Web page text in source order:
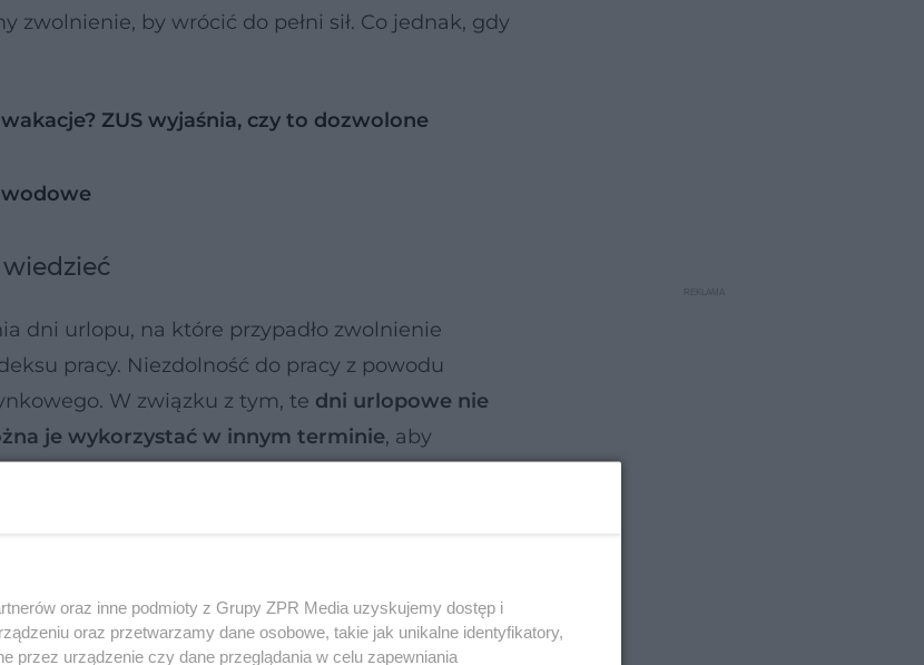
zwolnienie, by wrócić do pełni sił. Co jednak, gdy
ZUS wyjaśnia, czy to dozwolone
dni urlopu, na które przypadło zwolnienie
pracy. Niezdolność do pracy z powodu
W związku z tym, te dni urlopowe nie
je wykorzystać w innym terminie, aby
adres, pod którym realnie przebywamy w czasie
i okres choroby w innym miejscu niż nasze stałe
oraz inne podmioty z Grupy ZPR Media uzyskujemy dostęp i
oraz przetwarzamy dane osobowe, takie jak unikalne identyfikatory,
przez urządzenie czy dane przeglądania w celu zapewniania